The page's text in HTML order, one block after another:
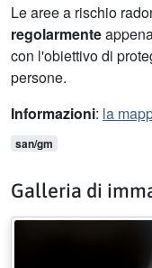
Le aree a rischio
regolarmente
con l'obiettivo di
persone.
Informazioni: la
san/gm
Galleria di